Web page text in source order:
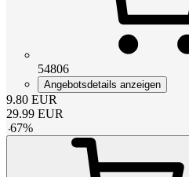
54806
Angebotsdetails anzeigen
9.80 EUR
29.99 EUR
-67%